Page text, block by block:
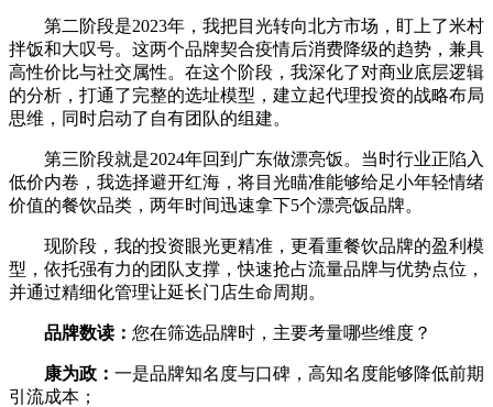
第二阶段是2023年，我把目光转向北方市场，盯上了米村
拌饭和大叹号。这两个品牌契合疫情后消费降级的趋势，兼具
高性价比与社交属性。在这个阶段，我深化了对商业底层逻辑
的分析，打通了完整的选址模型，建立起代理投资的战略布局
思维，同时启动了自有团队的组建。
第三阶段就是2024年回到广东做漂亮饭。当时行业正陷入
低价内卷，我选择避开红海，将目光瞄准能够给足小年轻情绪
价值的餐饮品类，两年时间迅速拿下5个漂亮饭品牌。
现阶段，我的投资眼光更精准，更看重餐饮品牌的盈利模
型，依托强有力的团队支撑，快速抢占流量品牌与优势点位，
并通过精细化管理让延长门店生命周期。
品牌数读： 您在筛选品牌时，主要考量哪些维度？
康为政： 一是品牌知名度与口碑，高知名度能够降低前期
引流成本；